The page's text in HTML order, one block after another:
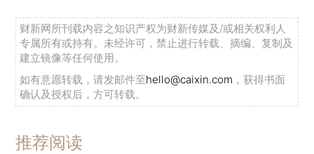
财新网所刊载内容之知识产权为财新传媒及/或相关权利人
专属所有或持有。未经许可，禁止进行转载、摘编、复制及
建立镜像等任何使用。
如有意愿转载，请发邮件至hello@caixin.com ，获得书面
确认及授权后，方可转载。
推荐阅读